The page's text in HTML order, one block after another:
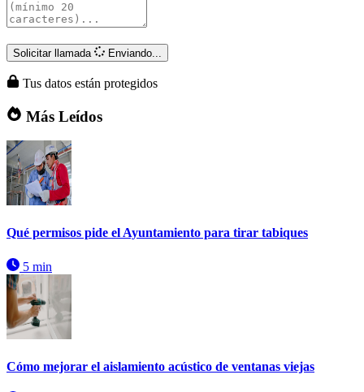
Solicitar llamada Enviando...
Tus datos están protegidos
Más Leídos
Qué permisos pide el Ayuntamiento para tirar tabiques
5 min
Cómo mejorar el aislamiento acústico de ventanas viejas